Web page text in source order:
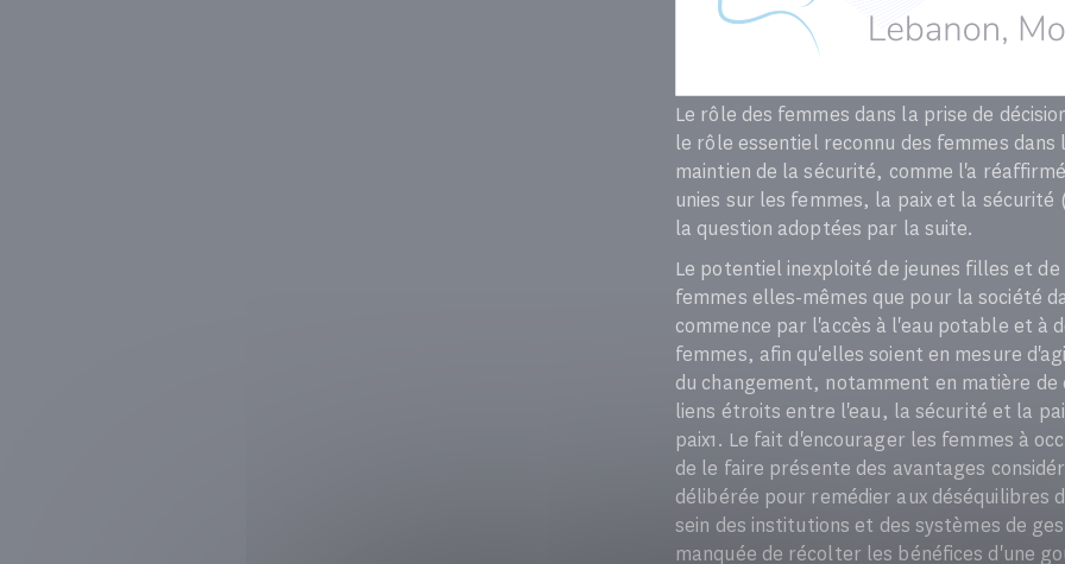
Le rôle des femmes dans la prise de
le rôle essentiel reconnu des femmes
maintien de la sécurité, comme l'a
unies sur les femmes, la paix et la
la question adoptées par la suite.
Le potentiel inexploité de jeunes filles et
femmes elles-mêmes que pour la société
commence par l'accès à l'eau potable et à
femmes, afin qu'elles soient en mesure
du changement, notamment en matière
liens étroits entre l'eau, la sécurité et la
paix1. Le fait d'encourager les femmes à
de le faire présente des avantages
délibérée pour remédier aux déséquilibres
sein des institutions et des systèmes de
manquée de récolter les bénéfices d'une